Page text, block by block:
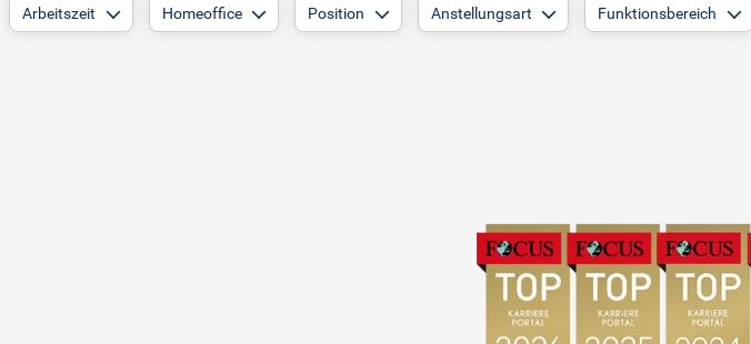
Arbeitszeit Homeoffice Position Anstellungsart Funktionsbereich